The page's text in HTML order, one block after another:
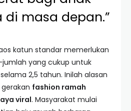
di masa depan.”
katun standar memerlukan
yang cukup untuk
2,5 tahun. Inilah alasan
fashion ramah
viral. Masyarakat mulai